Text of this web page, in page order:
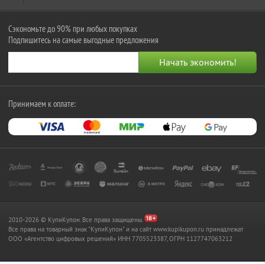
Сэкономьте до 90% при любых покупках
Подпишитесь на самые выгодные предложения
Принимаем к оплате:
2010-2026 © КупиКупон. Все права защищены.
Все права на товарный знак "КупиКупон" и на сайт www.kupikupon.ru принадлежат
OOO «Агентство цифровых решений» ИНН 7705523387, ОГРН 1127747063212